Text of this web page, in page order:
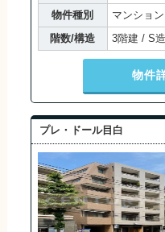
物件種別
マンション
階数/構造
3階建 / S
物件
プレ・ドール目白